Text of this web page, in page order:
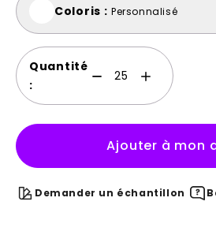
Coloris : Personnalisé
Quantité
:
Ajouter à mon
Demander un échantillon